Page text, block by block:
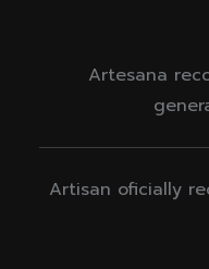
Artesana
Artisan oficially